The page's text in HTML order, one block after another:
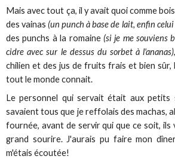
Mais avec tout ça, il y avait quoi comme
des vainas (un punch à base de lait, enfin
des punchs à la romaine(si je me souviens
cidre avec sur le dessus du sorbet à l'ananas)
chilien et des jus de fruits frais et bien sûr,
tout le monde connait.
Le personnel qui servait était aux petits
savaient tous que je reffolais des machas,
fournée, avant de servir qui que ce soit, ils
grand sourire. J'aurais pu faire mon
m'étais écoutée!